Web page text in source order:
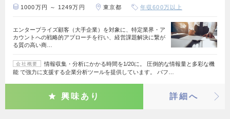
1000万円 ～ 1249万円 東京都 年収600万以上
エンタープライズ顧客（大手企業）を対象に、特定業界・ア
カウントへの戦略的アプローチを行い、経営課題解決に繋が
る質の高い商…
会社概要
情報収集・分析にかかる時間を1/20に。 圧倒的な情報量と多彩な機
能 で強力に支援する企業分析ツールを提供しています。 バフ…
興味あり 詳細へ